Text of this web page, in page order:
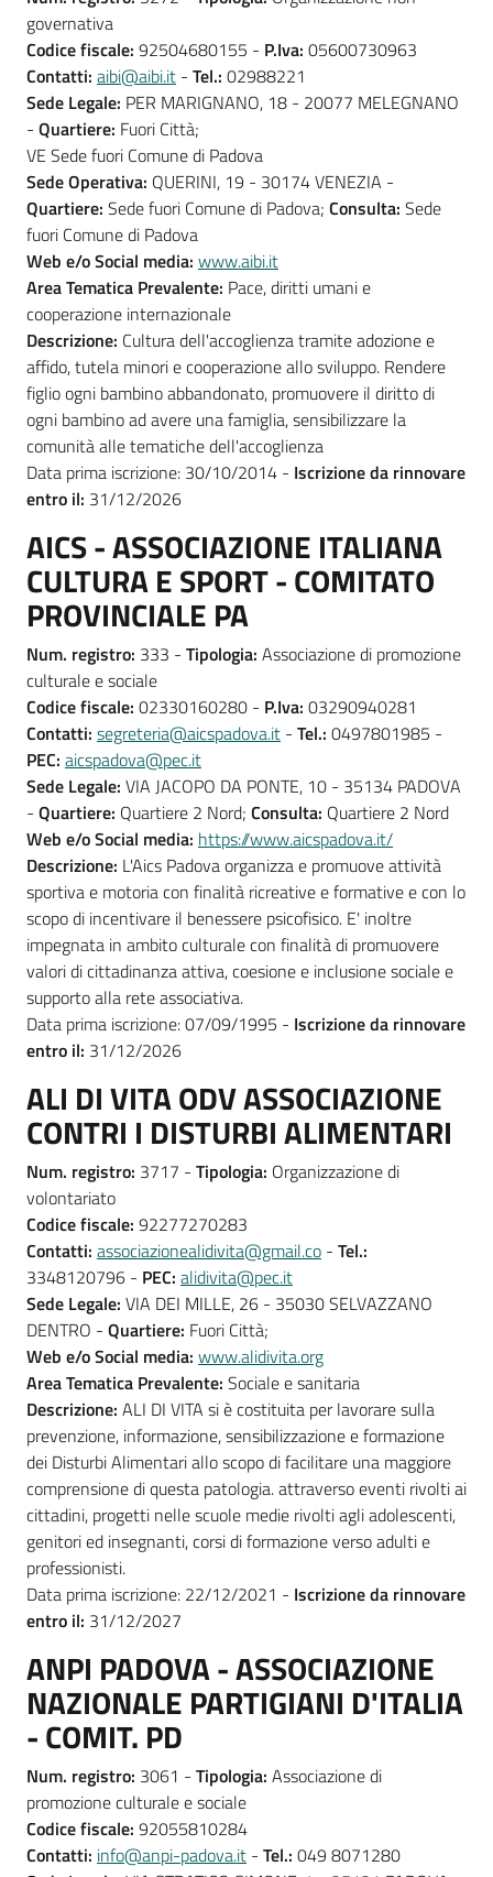
governativa
Codice fiscale: 92504680155 - P.Iva: 05600730963
Contatti: aibi@aibi.it - Tel.: 02988221
Sede Legale: PER MARIGNANO, 18 - 20077 MELEGNANO
- Quartiere: Fuori Città;
VE Sede fuori Comune di Padova
Sede Operativa: QUERINI, 19 - 30174 VENEZIA -
Quartiere: Sede fuori Comune di Padova; Consulta: Sede
fuori Comune di Padova
Web e/o Social media: www.aibi.it
Area Tematica Prevalente: Pace, diritti umani e
cooperazione internazionale
Descrizione: Cultura dell'accoglienza tramite adozione e
affido, tutela minori e cooperazione allo sviluppo. Rendere
figlio ogni bambino abbandonato, promuovere il diritto di
ogni bambino ad avere una famiglia, sensibilizzare la
comunità alle tematiche dell'accoglienza
Data prima iscrizione: 30/10/2014 - Iscrizione da rinnovare
entro il: 31/12/2026
AICS - ASSOCIAZIONE ITALIANA
CULTURA E SPORT - COMITATO
PROVINCIALE PA
Num. registro: 333 - Tipologia: Associazione di promozione
culturale e sociale
Codice fiscale: 02330160280 - P.Iva: 03290940281
Contatti: segreteria@aicspadova.it - Tel.: 0497801985 -
PEC: aicspadova@pec.it
Sede Legale: VIA JACOPO DA PONTE, 10 - 35134 PADOVA
- Quartiere: Quartiere 2 Nord; Consulta: Quartiere 2 Nord
Web e/o Social media: https://www.aicspadova.it/
Descrizione: L'Aics Padova organizza e promuove attività
sportiva e motoria con finalità ricreative e formative e con lo
scopo di incentivare il benessere psicofisico. E' inoltre
impegnata in ambito culturale con finalità di promuovere
valori di cittadinanza attiva, coesione e inclusione sociale e
supporto alla rete associativa.
Data prima iscrizione: 07/09/1995 - Iscrizione da rinnovare
entro il: 31/12/2026
ALI DI VITA ODV ASSOCIAZIONE
CONTRI I DISTURBI ALIMENTARI
Num. registro: 3717 - Tipologia: Organizzazione di
volontariato
Codice fiscale: 92277270283
Contatti: associazionealidivita@gmail.co - Tel.:
3348120796 - PEC: alidivita@pec.it
Sede Legale: VIA DEI MILLE, 26 - 35030 SELVAZZANO
DENTRO - Quartiere: Fuori Città;
Web e/o Social media: www.alidivita.org
Area Tematica Prevalente: Sociale e sanitaria
Descrizione: ALI DI VITA si è costituita per lavorare sulla
prevenzione, informazione, sensibilizzazione e formazione
dei Disturbi Alimentari allo scopo di facilitare una maggiore
comprensione di questa patologia. attraverso eventi rivolti ai
cittadini, progetti nelle scuole medie rivolti agli adolescenti,
genitori ed insegnanti, corsi di formazione verso adulti e
professionisti.
Data prima iscrizione: 22/12/2021 - Iscrizione da rinnovare
entro il: 31/12/2027
ANPI PADOVA - ASSOCIAZIONE
NAZIONALE PARTIGIANI D'ITALIA
- COMIT. PD
Num. registro: 3061 - Tipologia: Associazione di
promozione culturale e sociale
Codice fiscale: 92055810284
Contatti: info@anpi-padova.it - Tel.: 049 8071280